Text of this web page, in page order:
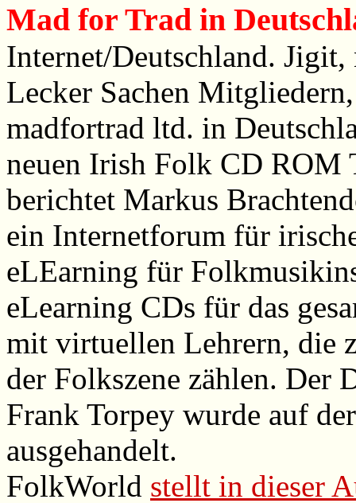
Mad for Trad in
Internet/Deutschland.
Lecker Sachen
madfortrad ltd. in
neuen Irish Folk CD ROM
berichtet Markus
ein Internetforum für
eLEarning für
eLearning CDs für das
mit virtuellen Lehrern, die
der Folkszene zählen. Der
Frank Torpey wurde auf
ausgehandelt.
FolkWorld stellt in dieser